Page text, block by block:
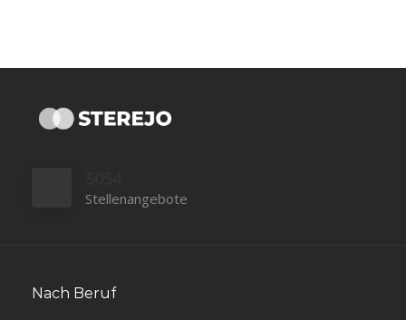
Stellenangebote
Nach Beruf